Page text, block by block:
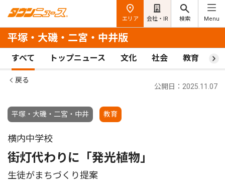
エリア 会社・IR 検索 Menu
平塚・大磯・二宮・中井版
すべて トップニュース 文化 社会 教育 ス
戻る
平塚・大磯・二宮・中井 教育
公開日：2025.11.07
横内中学校
街灯代わりに「発光植物」
生徒がまちづくり提案